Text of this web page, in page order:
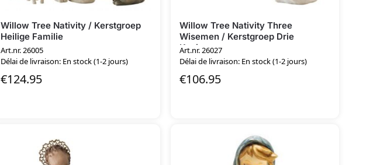
Willow Tree Nativity / Kerstgroep
Heilige Familie
Art.nr. 26005
Délai de livraison: En stock (1-2 jours)
€124.95
Willow Tree Nativity Three
Wisemen / Kerstgroep Drie
Koningen
Art.nr. 26027
Délai de livraison: En stock (1-2 jours)
€106.95